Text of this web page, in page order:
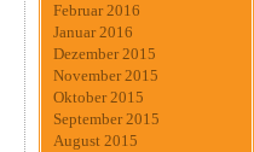
Februar 2016
Januar 2016
Dezember 2015
November 2015
Oktober 2015
September 2015
August 2015